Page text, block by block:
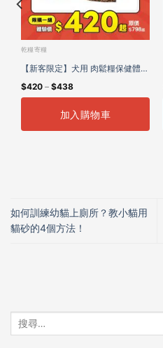
乾糧寄糧
【新客限定】犬用 肉鬆糧保健體驗
組
$420– $438
加入購物車
如何訓練幼貓上廁所？教小貓用
貓砂的4個方法！